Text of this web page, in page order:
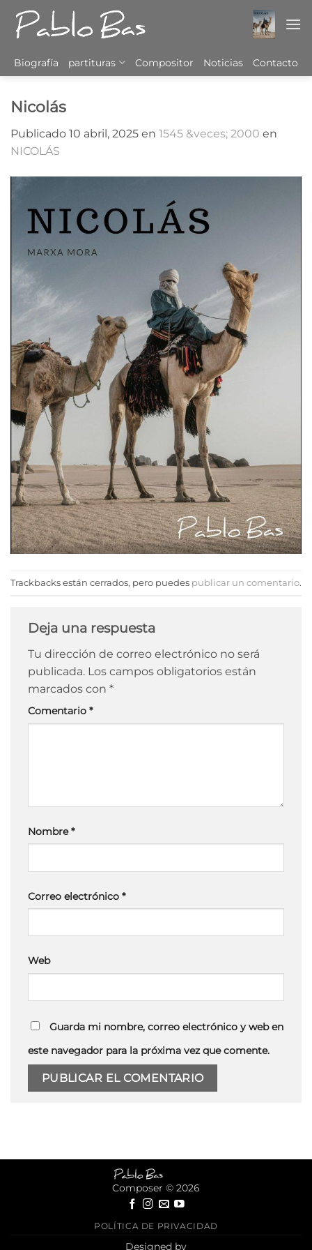
Saltar
contenido
Biografía partituras Compositor Noticias Contacto
Nicolás
Publicado 10 abril, 2025 en 1545 &veces; 2000 en
NICOLÁS
Trackbacks están cerrados, pero puedes publicar un comentario.
Deja una respuesta
Tu dirección de correo electrónico no será
publicada. Los campos obligatorios están
marcados con *
Comentario *
Nombre*
Correo electrónico *
Web
Guarda mi nombre, correo electrónico y web en
este navegador para la próxima vez que comente.
Composer © 2026
POLÍTICA DE PRIVACIDAD
Designed by